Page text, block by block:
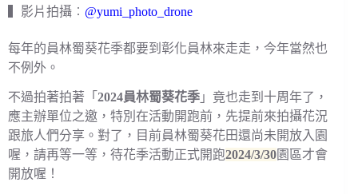
▍影片拍攝︰ @yumi_photo_drone
每年的員林蜀葵花季都要到彰化員林來走走，今年當然也
不例外。
不過拍著拍著「 2024員林蜀葵花季 」竟也走到十周年了，
應主辦單位之邀，特別在活動開跑前，先提前來拍攝花況
跟旅人們分享。對了，目前員林蜀葵花田還尚未開放入園
喔，請再等一等，待花季活動正式開跑2024/3/30園區才會
開放喔！